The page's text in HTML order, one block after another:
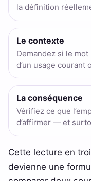
la définition
Le contexte
Demandez si le
d’un usage courant
La conséquence
Vérifiez ce que
d’affirmer — et
Cette lecture en
devienne une